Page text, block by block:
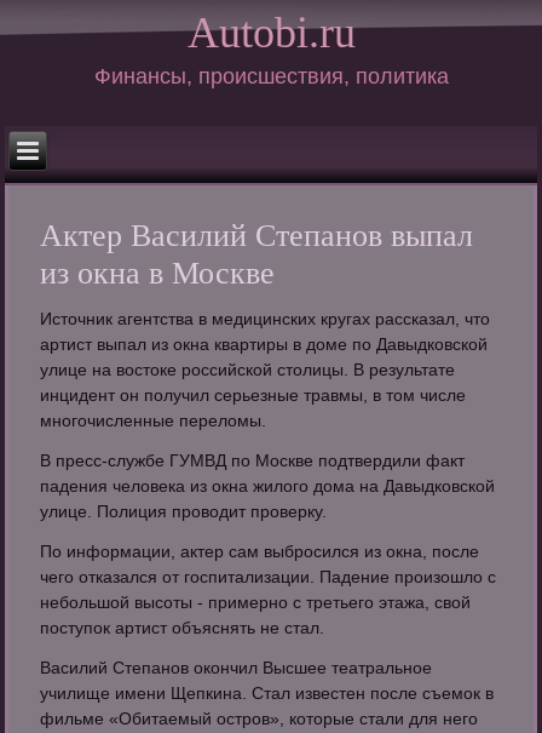
Autobi.ru
Финансы, происшествия, политика
Актер Василий Степанов выпал
из окна в Москве
Источник агентства в медицинских кругах рассказал, что
артист выпал из окна квартиры в доме по Давыдковской
улице на востоке российской столицы. В результате
инцидент он получил серьезные травмы, в том числе
многочисленные переломы.
В пресс-службе ГУМВД по Москве подтвердили факт
падения человека из окна жилого дома на Давыдковской
улице. Полиция проводит проверку.
По информации, актер сам выбросился из окна, после
чего отказался от госпитализации. Падение произошло с
небольшой высоты - примерно с третьего этажа, свой
поступок артист объяснять не стал.
Василий Степанов окончил Высшее театральное
училище имени Щепкина. Стал известен после съемок в
фильме «Обитаемый остров», которые стали для него